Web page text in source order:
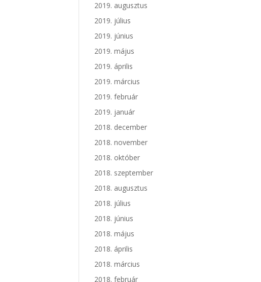
2019. augusztus
2019. július
2019. június
2019. május
2019. április
2019. március
2019. február
2019. január
2018. december
2018. november
2018. október
2018. szeptember
2018. augusztus
2018. július
2018. június
2018. május
2018. április
2018. március
2018. február